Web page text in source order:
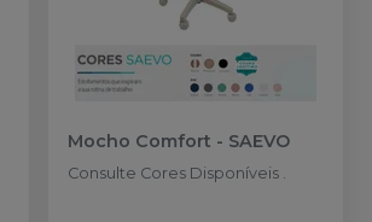
Mocho Comfort - SAEVO
Consulte Cores Disponíveis .